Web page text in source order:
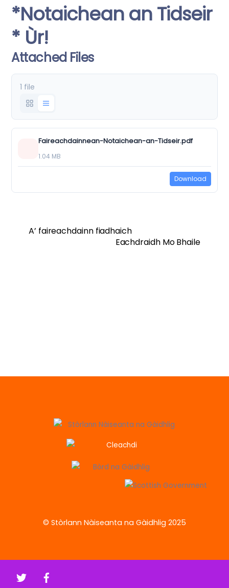
*Notaichean an Tidseir
* Ùr!
Attached Files
1 file
Faireachdainnean-Notaichean-an-Tidseir.pdf
1.04 MB
Download
A’ faireachdainn fiadhaich
Eachdraidh Mo Bhaile
© Stòrlann Nàiseanta na Gàidhlig 2025
Twitter